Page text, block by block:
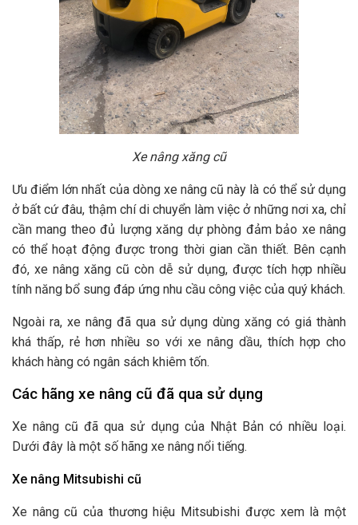
Xe nâng xăng cũ
Ưu điểm lớn nhất của dòng xe nâng cũ này là có thể sử dụng
ở bất cứ đâu, thậm chí di chuyển làm việc ở những nơi xa, chỉ
cần mang theo đủ lượng xăng dự phòng đảm bảo xe nâng
có thể hoạt động được trong thời gian cần thiết. Bên cạnh
đó, xe nâng xăng cũ còn dễ sử dụng, được tích hợp nhiều
tính năng bổ sung đáp ứng nhu cầu công việc của quý khách.
Ngoài ra, xe nâng đã qua sử dụng dùng xăng có giá thành
khá thấp, rẻ hơn nhiều so với xe nâng dầu, thích hợp cho
khách hàng có ngân sách khiêm tốn.
Các hãng xe nâng cũ đã qua sử dụng
Xe nâng cũ đã qua sử dụng của Nhật Bản có nhiều loại.
Dưới đây là một số hãng xe nâng nổi tiếng.
Xe nâng Mitsubishi cũ
Xe nâng cũ của thương hiệu Mitsubishi được xem là một